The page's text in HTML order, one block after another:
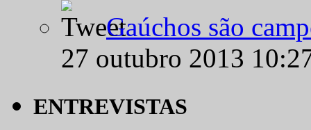
Gaúchos são
27 outubro 2013
ENTREVISTAS